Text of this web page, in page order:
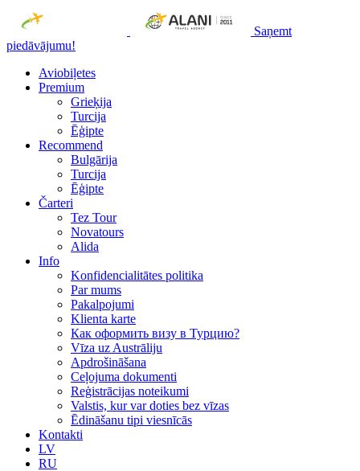
Saņemt
piedāvājumu!
Aviobiļetes
Premium
Grieķija
Turcija
Ēģipte
Recommend
Bulgārija
Turcija
Ēģipte
Čarteri
Tez Tour
Novatours
Alida
Info
Konfidencialitātes politika
Par mums
Рakalpojumi
Klienta karte
Как оформить визу в Турцию?
Vīza uz Austrāliju
Apdrošināšana
Ceļojuma dokumenti
Reģistrācijas noteikumi
Valstis, kur var doties bez vīzas
Ēdināšanu tipi viesnīcās
Kontakti
LV
RU